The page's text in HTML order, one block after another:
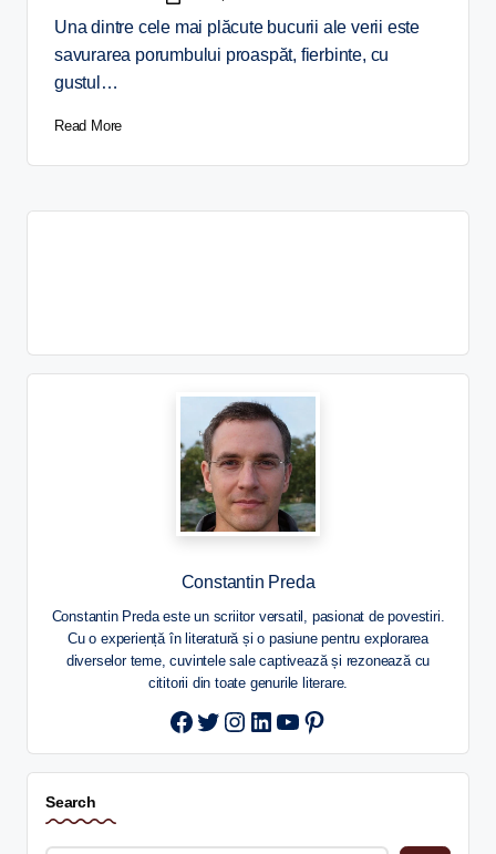
Una dintre cele mai plăcute bucurii ale verii este
savurarea porumbului proaspăt, fierbinte, cu
gustul…
Read More
Constantin Preda
Constantin Preda este un scriitor versatil, pasionat de povestiri.
Cu o experiență în literatură și o pasiune pentru explorarea
diverselor teme, cuvintele sale captivează și rezonează cu
cititorii din toate genurile literare.
Twitter
Instagram
LinkedIn
YouTube
Pinterest
Search